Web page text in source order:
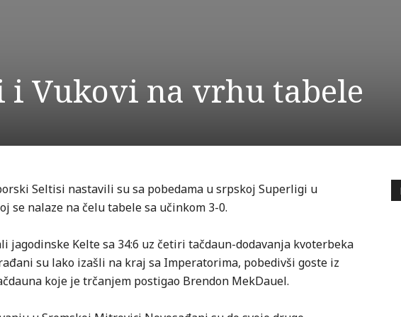
i Vukovi na vrhu tabele
Seltisi nastavili su sa pobedama u srpskoj Superligi u
se nalaze na čelu tabele sa učinkom 3-0.
jagodinske Kelte sa 34:6 uz četiri tačdaun-dodavanja kvoterbeka
su lako izašli na kraj sa Imperatorima, pobedivši goste iz
koje je trčanjem postigao Brendon MekDauel.